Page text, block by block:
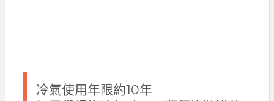
冷氣使用年限約10年